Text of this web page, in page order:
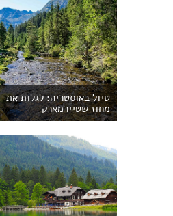
טיול באוסטריה: לגלות את
מחוז שטיירמארק